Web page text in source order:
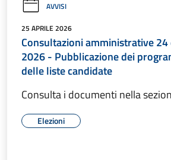
AVVISI
25 APRILE 2026
Consultazioni amministrative 24
2026 - Pubblicazione dei
delle liste candidate
Consulta i documenti nella
Elezioni